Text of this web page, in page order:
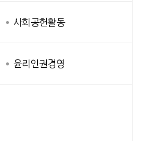
사회공헌활동
윤리인권경영